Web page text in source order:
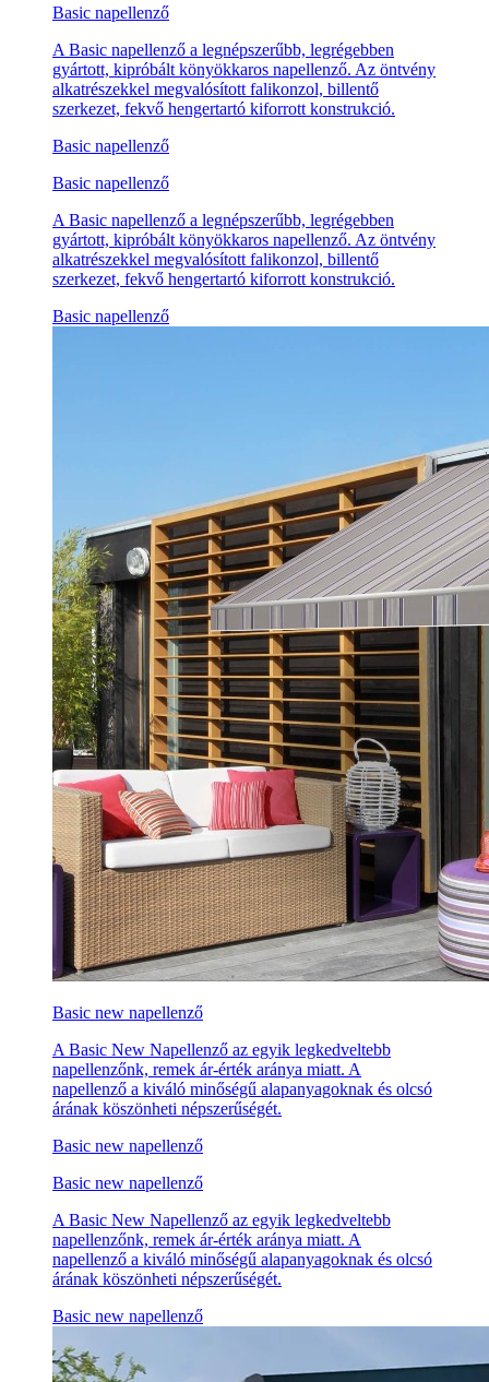
Basic napellenző
A Basic napellenző a legnépszerűbb, legrégebben
gyártott, kipróbált könyökkaros napellenző. Az öntvény
alkatrészekkel megvalósított falikonzol, billentő
szerkezet, fekvő hengertartó kiforrott konstrukció.
Basic napellenző
Basic napellenző
A Basic napellenző a legnépszerűbb, legrégebben
gyártott, kipróbált könyökkaros napellenző. Az öntvény
alkatrészekkel megvalósított falikonzol, billentő
szerkezet, fekvő hengertartó kiforrott konstrukció.
Basic napellenző
Basic new napellenző
A Basic New Napellenző az egyik legkedveltebb
napellenzőnk, remek ár-érték aránya miatt. A
napellenző a kiváló minőségű alapanyagoknak és olcsó
árának köszönheti népszerűségét.
Basic new napellenző
Basic new napellenző
A Basic New Napellenző az egyik legkedveltebb
napellenzőnk, remek ár-érték aránya miatt. A
napellenző a kiváló minőségű alapanyagoknak és olcsó
árának köszönheti népszerűségét.
Basic new napellenző